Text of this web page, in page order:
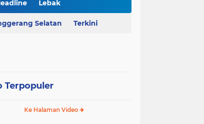
Al Nassr Kunci Puncak Klasemen Liga Arab Saudi Usai Tundukkan Al Ettifaq 1-0
Lebak
Selatan Terkini
Terpopuler
Ke Halaman Video